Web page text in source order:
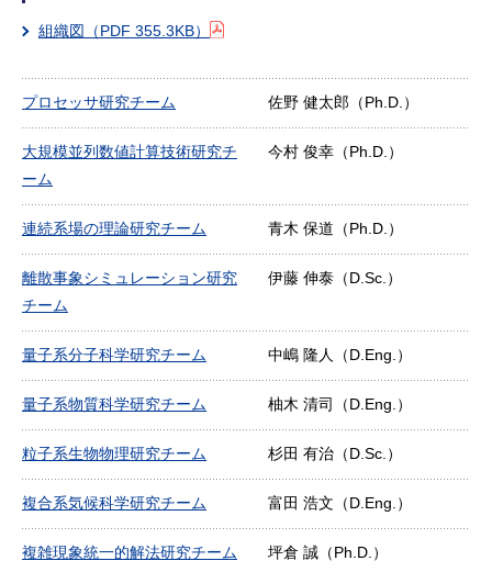
組織図 （PDF 355.3KB）
プロセッサ研究チーム 佐野 健太郎（Ph.D.）
大規模並列数値計算技術研究チ
ーム
今村 俊幸（Ph.D.）
連続系場の理論研究チーム 青木 保道（Ph.D.）
離散事象シミュレーション研究
チーム
伊藤 伸泰（D.Sc.）
量子系分子科学研究チーム 中嶋 隆人（D.Eng.）
量子系物質科学研究チーム 柚木 清司（D.Eng.）
粒子系生物物理研究チーム 杉田 有治（D.Sc.）
複合系気候科学研究チーム 富田 浩文（D.Eng.）
複雑現象統一的解法研究チーム 坪倉 誠（Ph.D.）